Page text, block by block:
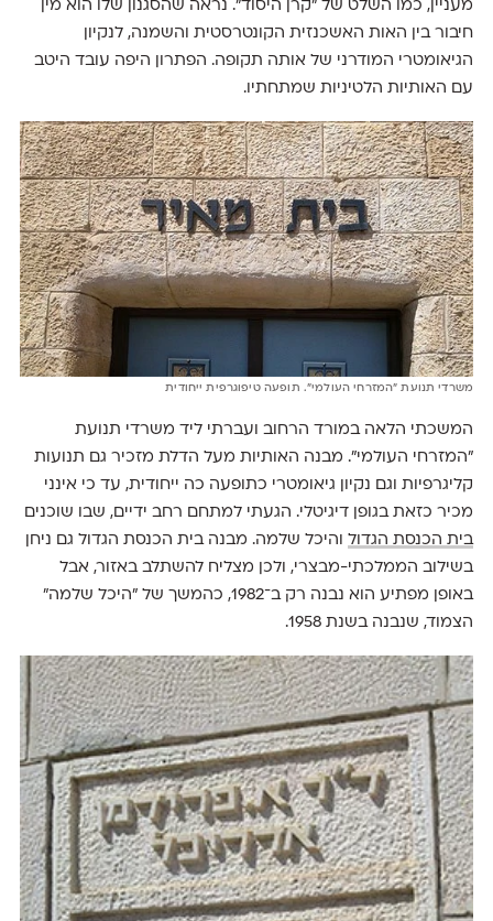
מעניין, כמו השלט של ״קרן היסוד״. נראה שהסגנון שלו הוא מין
חיבור בין האות האשכנזית הקונטרסטית והשמנה, לנקיון
הגיאומטרי המודרני של אותה תקופה. הפתרון היפה עובד היטב
עם האותיות הלטיניות שמתחתיו.
משרדי תנועת ״המזרחי העולמי״. תופעה טיפוגרפית ייחודית
המשכתי הלאה במורד הרחוב ועברתי ליד משרדי תנועת
״המזרחי העולמי״. מבנה האותיות מעל הדלת מזכיר גם תנועות
קליגרפיות וגם נקיון גיאומטרי כתופעה כה ייחודית, עד כי אינני
מכיר כזאת בגופן דיגיטלי. הגעתי למתחם רחב ידיים, שבו שוכנים
בית הכנסת הגדולוהיכל שלמה. מבנה בית הכנסת הגדול גם ניחן
בשילוב הממלכתי-מבצרי, ולכן מצליח להשתלב באזור, אבל
באופן מפתיע הוא נבנה רק ב־1982, כהמשך של ״היכל שלמה״
הצמוד, שנבנה בשנת 1958.